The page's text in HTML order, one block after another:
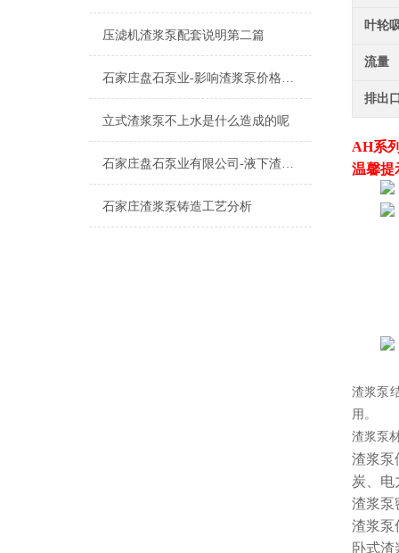
压滤机渣浆泵配套说明第二篇
石家庄盘石泵业-影响渣浆泵价格的因素都有那些一篇
立式渣浆泵不上水是什么造成的呢
石家庄盘石泵业有限公司-液下渣浆泵的种类及应用
石家庄渣浆泵铸造工艺分析
叶轮
流量
排出
AH系
温馨提
渣浆泵
用。
渣浆泵
渣浆泵
炭、电
渣浆泵
渣浆泵
卧式